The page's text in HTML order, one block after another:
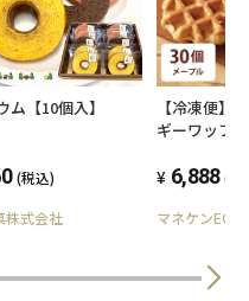
ム【10個入】
(税込)
株式会社
【冷凍便
ギーワッフ
6,888 (税
マネケンEC